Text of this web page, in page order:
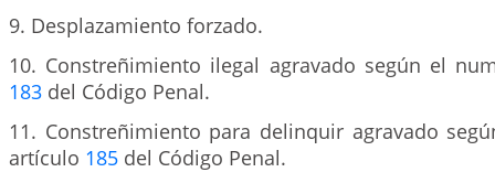
9. Desplazamiento forzado.
10. Constreñimiento ilegal agravado según el
183 del Código Penal.
11. Constreñimiento para delinquir agravado
artículo 185 del Código Penal.